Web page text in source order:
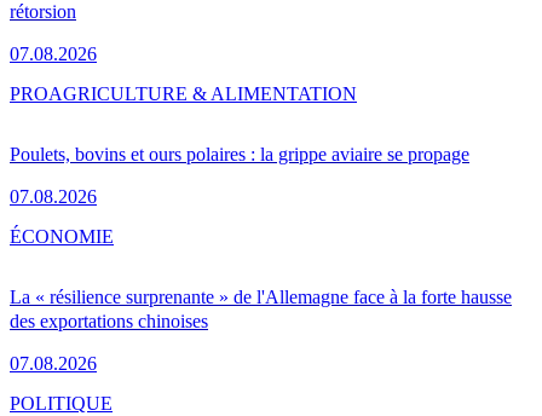
rétorsion
07.08.2026
Poulets, bovins et ours polaires : la grippe aviaire se propage
07.08.2026
PROAGRICULTURE & ALIMENTATION
La « résilience surprenante » de l'Allemagne face à la forte hausse
des exportations chinoises
07.08.2026
ÉCONOMIE
POLITIQUE